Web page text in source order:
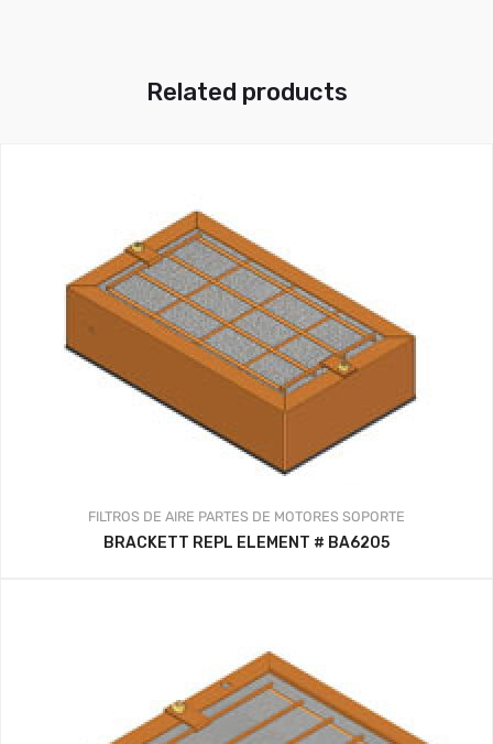
Related products
FILTROS DE AIRE PARTES DE MOTORES SOPORTE
BRACKETT REPL ELEMENT # BA6205